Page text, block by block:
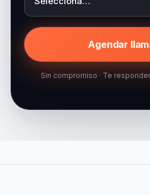
Agendar
Sin compromiso · Te